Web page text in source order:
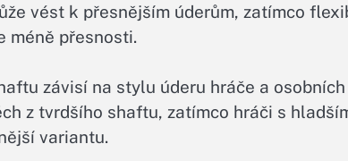
vést k přesnějším úderům, zatímco
méně přesnosti.
závisí na stylu úderu hráče a
z tvrdšího shaftu, zatímco hráči s
variantu.